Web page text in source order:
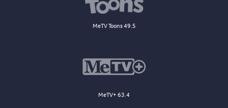
MeTV Toons 49.5
MeTV+ 63.4